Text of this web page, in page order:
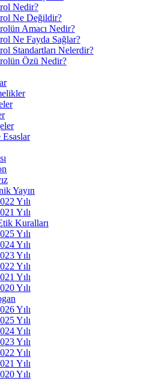
Nedir?
Ne Değildir?
Amacı Nedir?
Ne Fayda Sağlar?
Standartları Nelerdir?
Özü Nedir?
Yayın
Yılı
Yılı
Kuralları
Yılı
Yılı
Yılı
Yılı
Yılı
Yılı
Yılı
Yılı
Yılı
Yılı
Yılı
Yılı
Yılı